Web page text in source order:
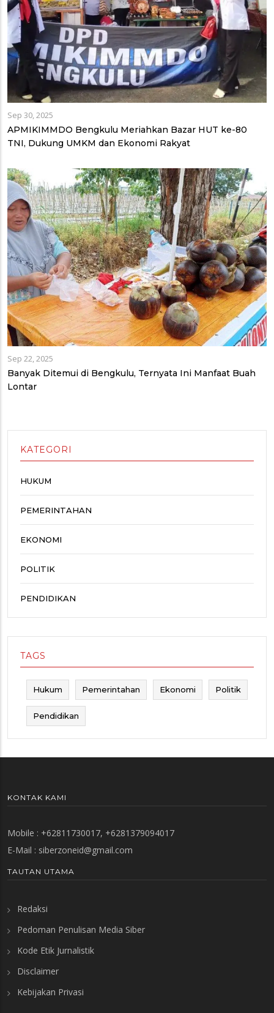
Sep 30, 2025
APMIKIMMDO Bengkulu Meriahkan Bazar HUT ke-80
TNI, Dukung UMKM dan Ekonomi Rakyat
Sep 22, 2025
Banyak Ditemui di Bengkulu, Ternyata Ini Manfaat Buah
Lontar
KATEGORI
HUKUM
PEMERINTAHAN
EKONOMI
POLITIK
PENDIDIKAN
TAGS
Hukum Pemerintahan Ekonomi Politik
Pendidikan
KONTAK KAMI
Mobile : +62811730017, +6281379094017
E-Mail : siberzoneid@gmail.com
TAUTAN UTAMA
Redaksi
Pedoman Penulisan Media Siber
Kode Etik Jurnalistik
Disclaimer
Kebijakan Privasi